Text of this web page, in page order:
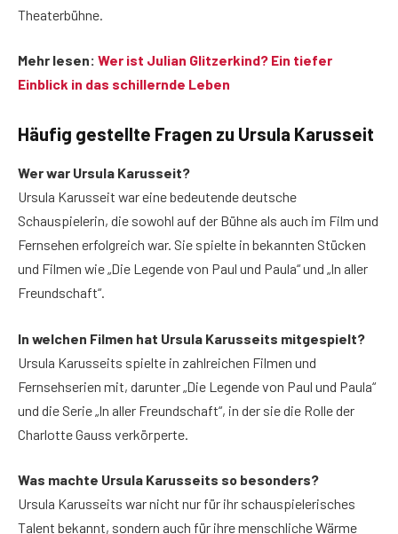
Theaterbühne.
Mehr lesen: Wer ist Julian Glitzerkind? Ein tiefer
Einblick in das schillernde Leben
Häufig gestellte Fragen zu Ursula Karusseit
Wer war Ursula Karusseit?
Ursula Karusseit war eine bedeutende deutsche
Schauspielerin, die sowohl auf der Bühne als auch im Film und
Fernsehen erfolgreich war. Sie spielte in bekannten Stücken
und Filmen wie „Die Legende von Paul und Paula“ und „In aller
Freundschaft“.
In welchen Filmen hat Ursula Karusseits mitgespielt?
Ursula Karusseits spielte in zahlreichen Filmen und
Fernsehserien mit, darunter „Die Legende von Paul und Paula“
und die Serie „In aller Freundschaft“, in der sie die Rolle der
Charlotte Gauss verkörperte.
Was machte Ursula Karusseits so besonders?
Ursula Karusseits war nicht nur für ihr schauspielerisches
Talent bekannt, sondern auch für ihre menschliche Wärme